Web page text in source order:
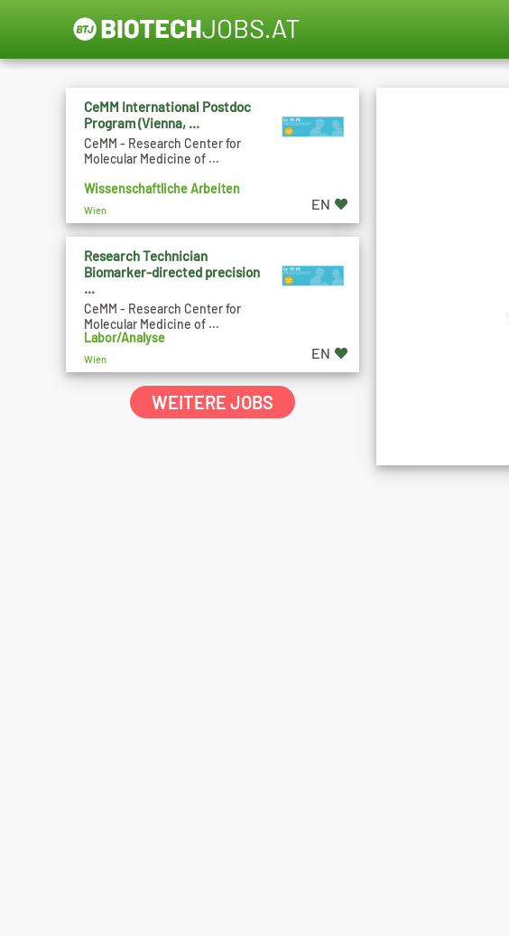
CeMM International Postdoc
Program (Vienna, ...
CeMM - Research Center for
Molecular Medicine of ...
Wissenschaftliche Arbeiten
Wien EN
Research Technician
Biomarker-directed precision
...
CeMM - Research Center for
Molecular Medicine of ...
Labor/Analyse
Wien EN
WEITERE JOBS